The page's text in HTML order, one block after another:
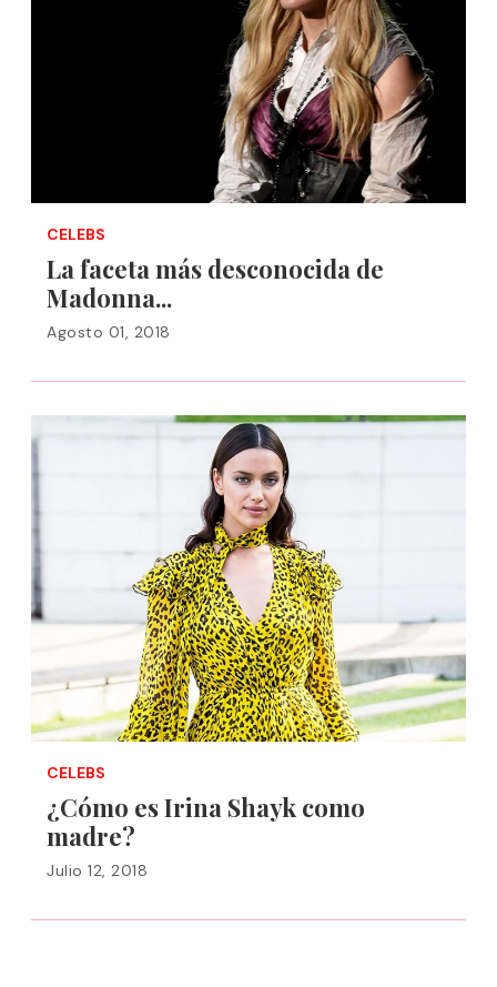
CELEBS
La faceta más desconocida de
Madonna...
Agosto 01, 2018
CELEBS
¿Cómo es Irina Shayk como
madre?
Julio 12, 2018